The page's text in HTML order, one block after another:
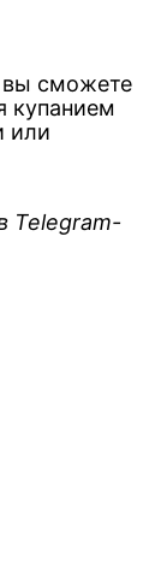
сможете
купанием
или
Telegram-